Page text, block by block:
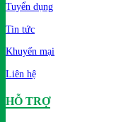
Tuyển dụng
Tin tức
Khuyến mại
Liên hệ
HỖ TRỢ